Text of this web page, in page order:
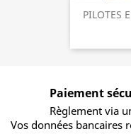
PILOTES
Paiement
Règlement via
Vos données bancaires